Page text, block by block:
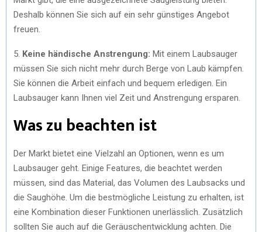
Deshalb können Sie sich auf ein sehr günstiges Angebot
freuen.
5. Keine händische Anstrengung: Mit einem Laubsauger
müssen Sie sich nicht mehr durch Berge von Laub kämpfen.
Sie können die Arbeit einfach und bequem erledigen. Ein
Laubsauger kann Ihnen viel Zeit und Anstrengung ersparen.
Was zu beachten ist
Der Markt bietet eine Vielzahl an Optionen, wenn es um
Laubsauger geht. Einige Features, die beachtet werden
müssen, sind das Material, das Volumen des Laubsacks und
die Saughöhe. Um die bestmögliche Leistung zu erhalten, ist
eine Kombination dieser Funktionen unerlässlich. Zusätzlich
sollten Sie auch auf die Geräuschentwicklung achten. Die